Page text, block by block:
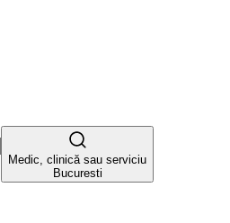
Medic, clinică sau serviciu
Bucuresti